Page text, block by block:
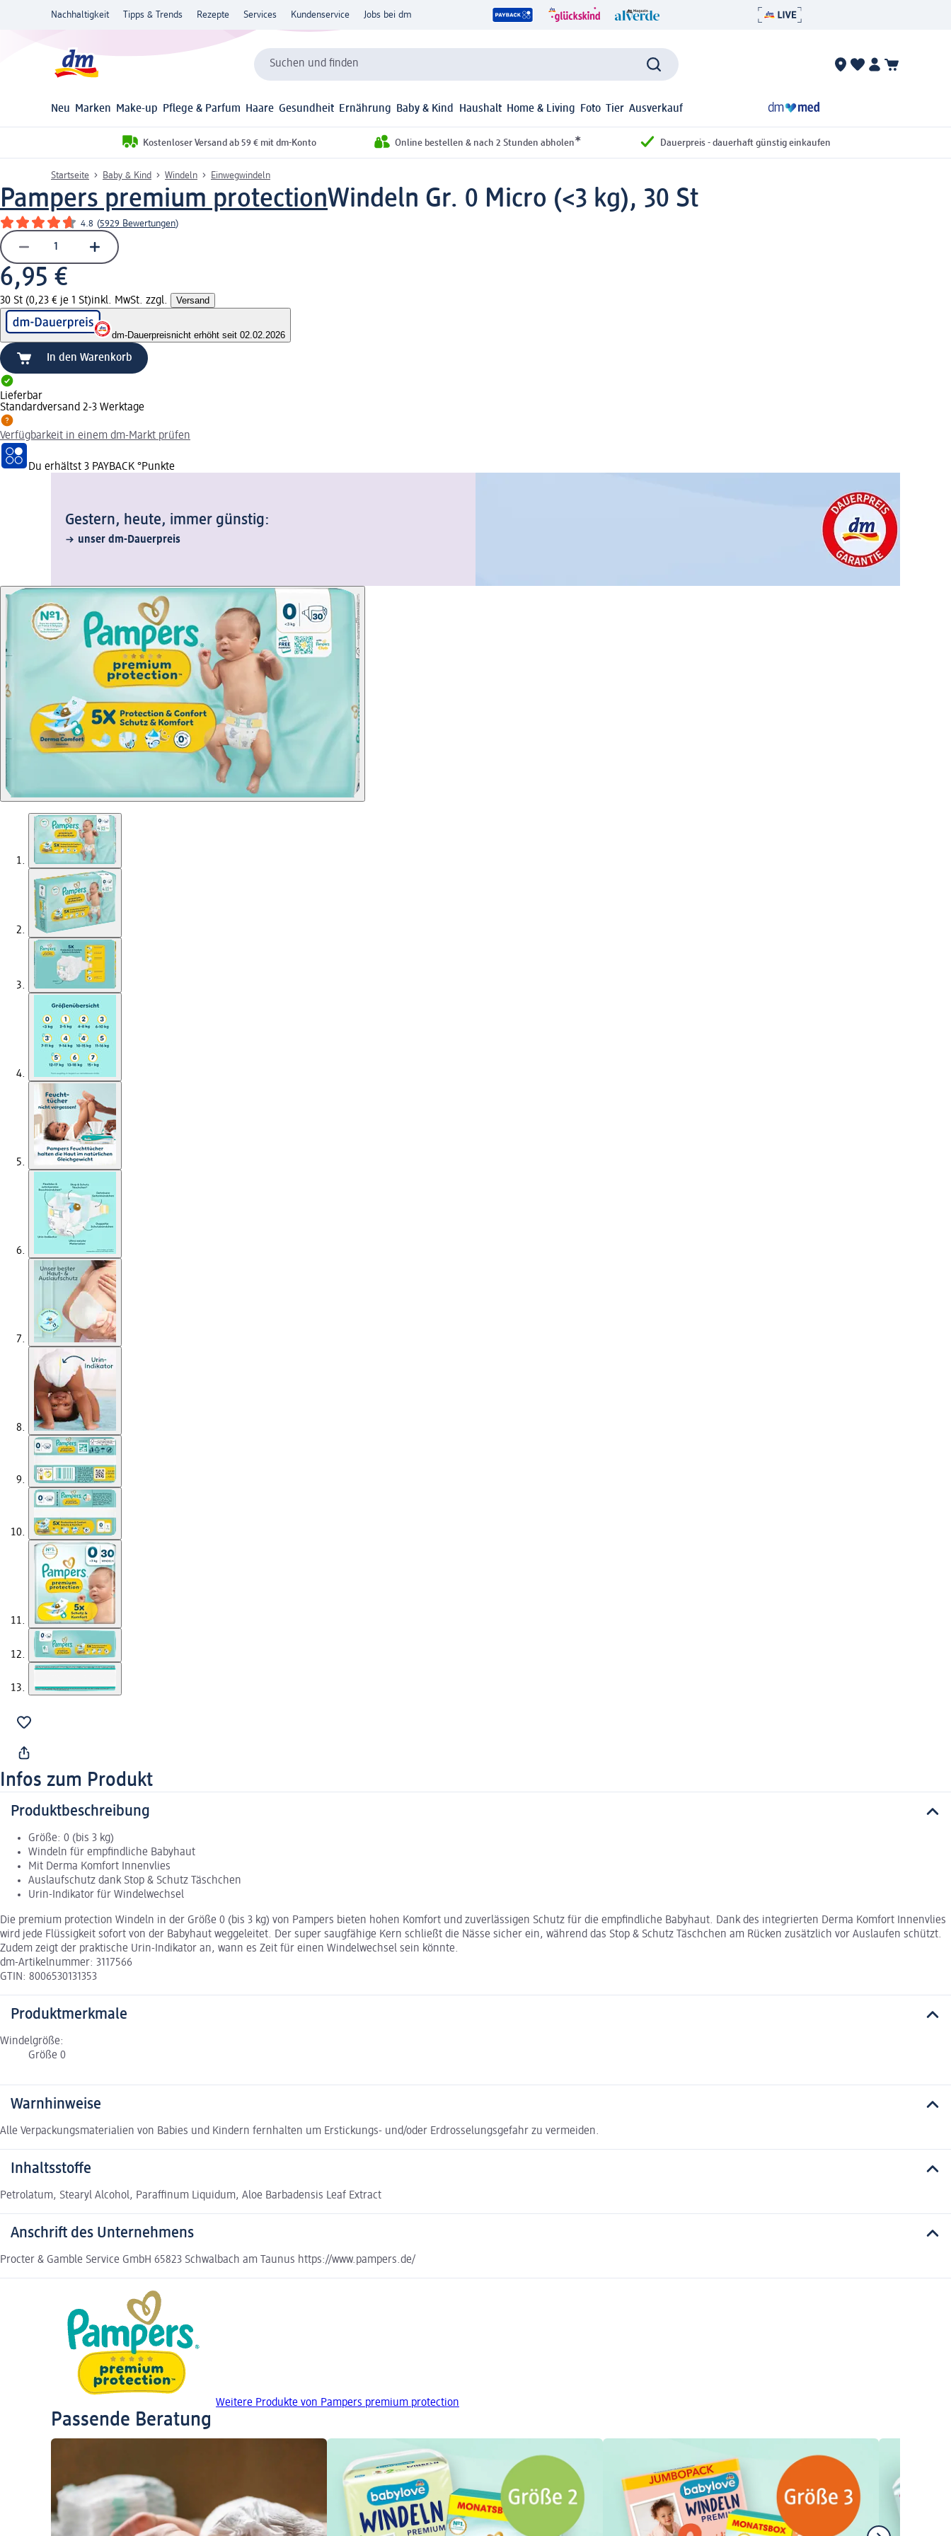
Nachhaltigkeit Tipps & Trends Rezepte Services Kundenservice Jobs bei dm
Suchen und finden
Neu Marken Make-up Pflege & Parfum Haare Gesundheit Ernährung Baby & Kind Haushalt Home & Living Foto Tier Ausverkauf
Kostenloser Versand ab 59 € mit dm-Konto Online bestellen & nach 2 Stunden abholen* Dauerpreis - dauerhaft günstig einkaufen
Startseite Baby & Kind Windeln Einwegwindeln
Pampers premium protectionWindeln Gr. 0 Micro (<3 kg), 30 St
4.8 (5929 Bewertungen)
6,95 €
30 St (0,23 € je 1 St)inkl. MwSt. zzgl. Versand
dm-Dauerpreisnicht erhöht seit 02.02.2026
In den Warenkorb
Lieferbar
Standardversand 2-3 Werktage
Verfügbarkeit in einem dm-Markt prüfen
Du erhältst 3 PAYBACK °Punkte
Gestern, heute, immer günstig:
unser dm-Dauerpreis
Infos zum Produkt
Produktbeschreibung
Größe: 0 (bis 3 kg)
Windeln für empfindliche Babyhaut
Mit Derma Komfort Innenvlies
Auslaufschutz dank Stop & Schutz Täschchen
Urin-Indikator für Windelwechsel
Die premium protection Windeln in der Größe 0 (bis 3 kg) von Pampers bieten hohen Komfort und zuverlässigen Schutz für die empfindliche Babyhaut. Dank des integrierten Derma Komfort Innenvlies
wird jede Flüssigkeit sofort von der Babyhaut weggeleitet. Der super saugfähige Kern schließt die Nässe sicher ein, während das Stop & Schutz Täschchen am Rücken zusätzlich vor Auslaufen schützt.
Zudem zeigt der praktische Urin-Indikator an, wann es Zeit für einen Windelwechsel sein könnte.
dm-Artikelnummer: 3117566
GTIN: 8006530131353
Produktmerkmale
Windelgröße:
Größe 0
Warnhinweise
Alle Verpackungsmaterialien von Babies und Kindern fernhalten um Erstickungs- und/oder Erdrosselungsgefahr zu vermeiden.
Inhaltsstoffe
Petrolatum, Stearyl Alcohol, Paraffinum Liquidum, Aloe Barbadensis Leaf Extract
Anschrift des Unternehmens
Procter & Gamble Service GmbH 65823 Schwalbach am Taunus https://www.pampers.de/
Weitere Produkte von Pampers premium protection
Passende Beratung